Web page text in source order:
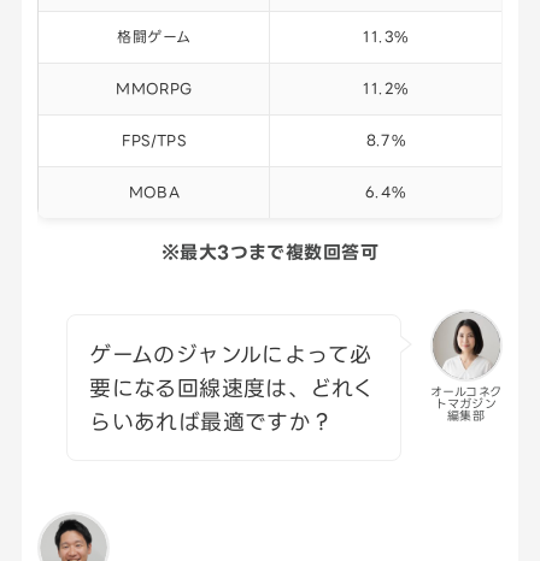
格闘ゲーム 11.3%
MMORPG 11.2%
FPS/TPS 8.7%
MOBA 6.4%
※最大3つまで複数回答可
オールコネク
トマガジン
編集部
ゲームのジャンルによって必
要になる回線速度は、どれく
らいあれば最適ですか？